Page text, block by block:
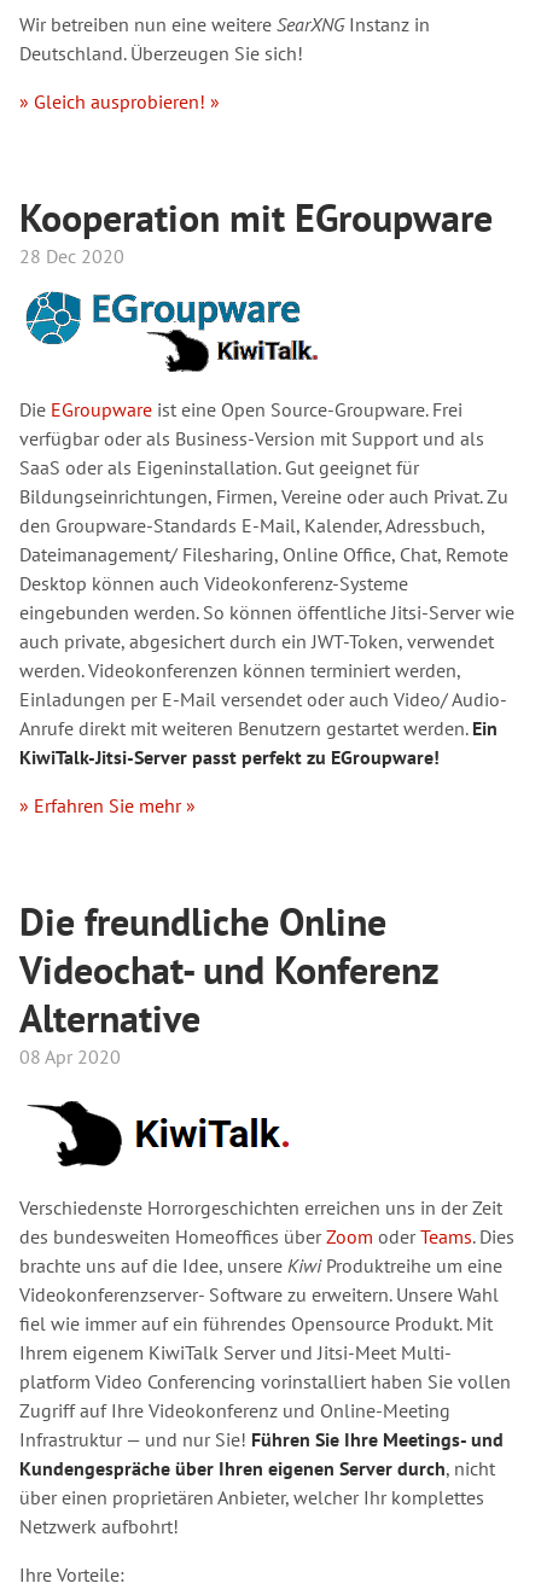
Wir betreiben nun eine weitere SearXNGInstanz in
Deutschland. Überzeugen Sie sich!
» Gleich ausprobieren! »
Kooperation mit EGroupware
28 Dec 2020
Die EGroupware ist eine Open Source-Groupware. Frei
verfügbar oder als Business-Version mit Support und als
SaaS oder als Eigeninstallation. Gut geeignet für
Bildungseinrichtungen, Firmen, Vereine oder auch Privat. Zu
den Groupware-Standards E-Mail, Kalender, Adressbuch,
Dateimanagement/ Filesharing, Online Office, Chat, Remote
Desktop können auch Videokonferenz-Systeme
eingebunden werden. So können öffentliche Jitsi-Server wie
auch private, abgesichert durch ein JWT-Token, verwendet
werden. Videokonferenzen können terminiert werden,
Einladungen per E-Mail versendet oder auch Video/ Audio-
Anrufe direkt mit weiteren Benutzern gestartet werden. Ein
KiwiTalk-Jitsi-Server passt perfekt zu EGroupware!
» Erfahren Sie mehr »
Die freundliche Online
Videochat- und Konferenz
Alternative
08 Apr 2020
Verschiedenste Horrorgeschichten erreichen uns in der Zeit
des bundesweiten Homeoffices überZoom oderTeams. Dies
brachte uns auf die Idee, unsere KiwiProduktreihe um eine
Videokonferenzserver- Software zu erweitern. Unsere Wahl
fiel wie immer auf ein führendes Opensource Produkt. Mit
Ihrem eigenem KiwiTalk Server und Jitsi-Meet Multi-
platform Video Conferencing vorinstalliert haben Sie vollen
Zugriff auf Ihre Videokonferenz und Online-Meeting
Infrastruktur — und nur Sie! Führen Sie Ihre Meetings- und
Kundengespräche über Ihren eigenen Server durch, nicht
über einen proprietären Anbieter, welcher Ihr komplettes
Netzwerk aufbohrt!
Ihre Vorteile: